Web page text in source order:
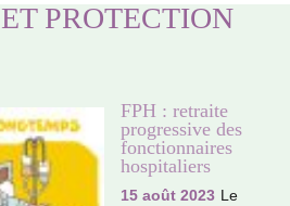
PROTECTION
FPH : retraite
progressive des
fonctionnaires
hospitaliers
15 août 2023 Le